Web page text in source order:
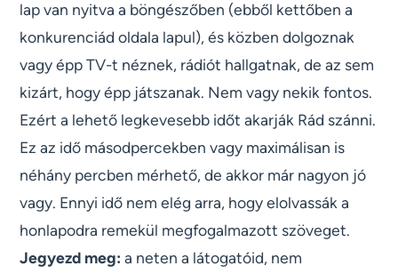
lap van nyitva a böngészőben (ebből kettőben a
konkurenciád oldala lapul), és közben dolgoznak
vagy épp TV-t néznek, rádiót hallgatnak, de az sem
kizárt, hogy épp játszanak. Nem vagy nekik fontos.
Ezért a lehető legkevesebb időt akarják Rád szánni.
Ez az idő másodpercekben vagy maximálisan is
néhány percben mérhető, de akkor már nagyon jó
vagy. Ennyi idő nem elég arra, hogy elolvassák a
honlapodra remekül megfogalmazott szöveget.
Jegyezd meg: a neten a látogatóid, nem